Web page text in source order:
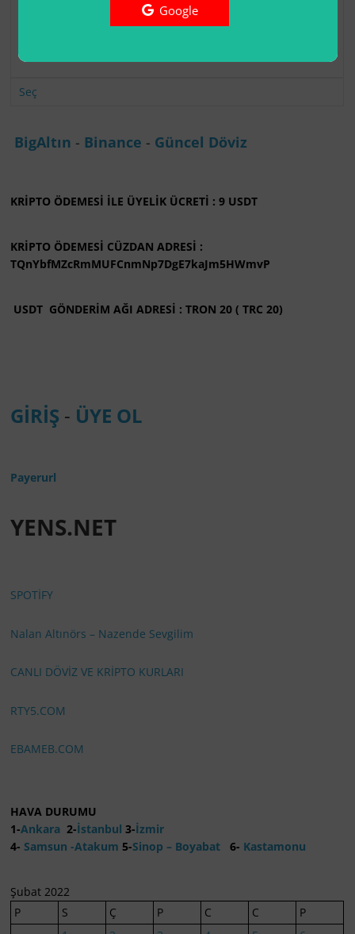
USD 6.00
şimdi.
Seç
BigAltın - Binance - Güncel Döviz
KRİPTO ÖDEMESİ İLE ÜYELİK ÜCRETİ : 9 USDT
KRİPTO ÖDEMESİ CÜZDAN ADRESİ :
TQnYbfMZcRmMUFCnmNp7DgE7kaJm5HWmvP
USDT GÖNDERİM AĞI ADRESİ : TRON 20 ( TRC 20)
GİRİŞ - ÜYE OL
Payerurl
YENS.NET
SPOTİFY
Nalan Altınörs – Nazende Sevgilim
CANLI DÖVİZ VE KRİPTO KURLARI
RTY5.COM
EBAMEB.COM
HAVA DURUMU
1-Ankara 2-İstanbul 3-İzmir
4- Samsun -Atakum 5-Sinop – Boyabat 6- Kastamonu
Şubat 2022
P
S Ç P C C
P
Google